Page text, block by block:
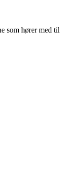
som hører med til